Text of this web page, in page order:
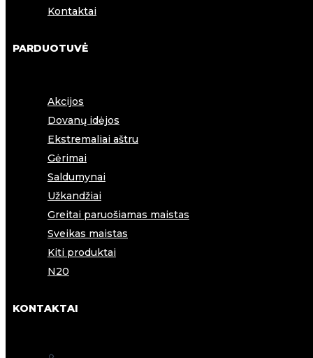
Kontaktai
PARDUOTUVĖ
Akcijos
Dovanų idėjos
Ekstremaliai aštru
Gėrimai
Saldumynai
Užkandžiai
Greitai paruošiamas maistas
Sveikas maistas
Kiti produktai
N20
KONTAKTAI